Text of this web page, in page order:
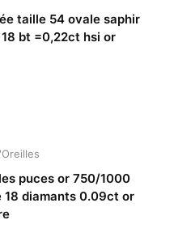
taille 54 ovale saphir
bt =0,22ct hsi or
puces or 750/1000
18 diamants 0.09ct or